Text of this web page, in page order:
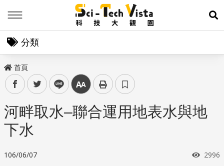
展
分類
首頁
facebooktwitter line 中
河畔取水–聯合運用地表水與地
下水
106/06/07 瀏覽
2996